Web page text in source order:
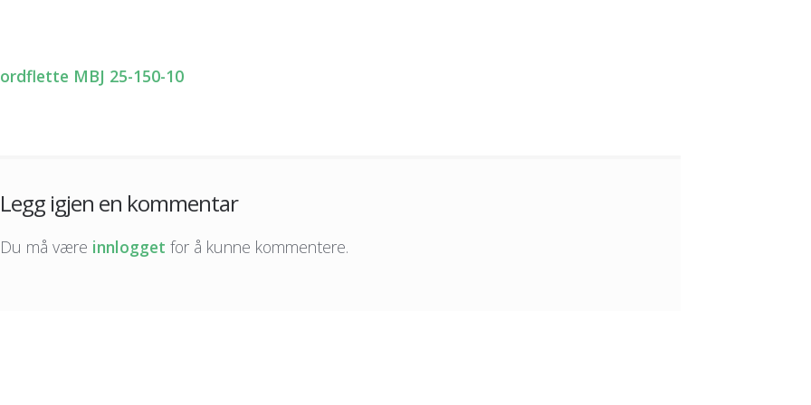
MBJ 25-150-10
Legg igjen en kommentar
Du må være innlogget for å kunne kommentere.